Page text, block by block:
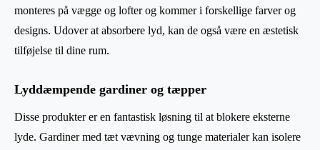
monteres på vægge og lofter og kommer i forskellige farver og
designs. Udover at absorbere lyd, kan de også være en æstetisk
tilføjelse til dine rum.
Lyddæmpende gardiner og tæpper
Disse produkter er en fantastisk løsning til at blokere eksterne
lyde. Gardiner med tæt vævning og tunge materialer kan isolere